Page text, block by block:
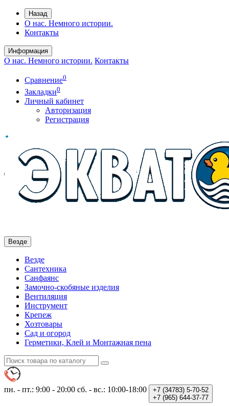
Назад
О нас. Немного истории.
Контакты
Информация
О нас. Немного истории. Контакты
Сравнение0
Закладки0
Личный кабинет
Авторизация
Регистрация
Везде
Везде
Сантехника
Санфаянс
Замочно-скобяные изделия
Вентиляция
Инструмент
Крепеж
Хозтовары
Сад и огород
Герметики, Клей и Монтажная пена
пн. - пт.: 9:00 - 20:00 сб. - вс.: 10:00-18:00 +7 (34783) 5-70-52
+7 (965) 644-37-77